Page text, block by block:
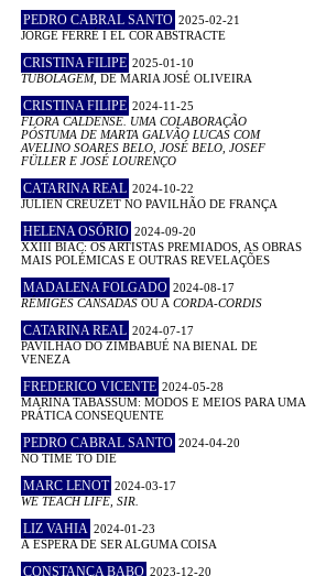
PEDRO CABRAL SANTO 2025-02-21
JORGE FERRÉ I EL COR ABSTRACTE
CRISTINA FILIPE 2025-01-10
TUBOLAGEM, DE MARIA JOSÉ OLIVEIRA
CRISTINA FILIPE 2024-11-25
FLORA CALDENSE. UMA COLABORAÇÃO
PÓSTUMA DE MARTA GALVÃO LUCAS COM
AVELINO SOARES BELO, JOSÉ BELO, JOSEF
FÜLLER E JOSÉ LOURENÇO
CATARINA REAL 2024-10-22
JULIEN CREUZET NO PAVILHÃO DE FRANÇA
HELENA OSÓRIO 2024-09-20
XXIII BIAC: OS ARTISTAS PREMIADOS, AS OBRAS
MAIS POLÉMICAS E OUTRAS REVELAÇÕES
MADALENA FOLGADO 2024-08-17
RÉMIGES CANSADAS OU A CORDA-CORDIS
CATARINA REAL 2024-07-17
PAVILHÃO DO ZIMBABUÉ NA BIENAL DE
VENEZA
FREDERICO VICENTE 2024-05-28
MARINA TABASSUM: MODOS E MEIOS PARA UMA
PRÁTICA CONSEQUENTE
PEDRO CABRAL SANTO 2024-04-20
NO TIME TO DIE
MARC LENOT 2024-03-17
WE TEACH LIFE, SIR.
LIZ VAHIA 2024-01-23
À ESPERA DE SER ALGUMA COISA
CONSTANÇA BABO 2023-12-20